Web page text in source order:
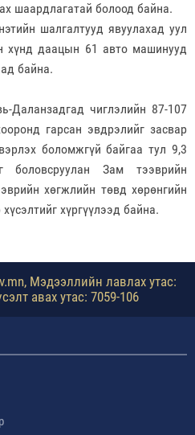
шаардлагатай болоод байна.
шалгалтууд явуулахад уул
хүнд даацын 61 авто машинууд
байна.
Даланзадгад чиглэлийн 87-107
гарсан эвдрэлийг засвар
боломжгүй байгаа тул 9,3
боловсруулан Зам тээврийн
хөгжлийн төвд хөрөнгийн
хүргүүлээд байна.
Мэдээллийн лавлах утас:
авах утас: 7059-106